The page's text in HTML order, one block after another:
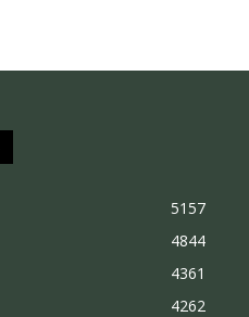
5157
4844
4361
4262